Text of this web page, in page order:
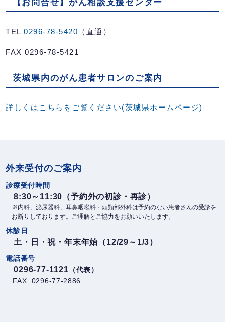
【お問合せ】がん相談支援センター
TEL0296-78-5420 （直通）
FAX 0296-78-5421
茨城県内のがん患者サロンのご案内
詳しくはこちらをご覧ください(茨城県ホームページ)
外来受付のご案内
診療受付時間
8:30～11:30（予約外の初診・再診）
※内科、泌尿器科、耳鼻咽喉科・頭頸部外科は予約のない患者さんの受診を
お断りしております。ご理解とご協力をお願いいたします。
休診日
土・日・祝・年末年始（12/29～1/3）
電話番号
0296-77-1121 （代表）
FAX. 0296-77-2886